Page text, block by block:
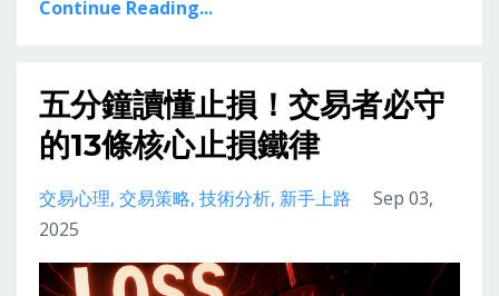
Continue Reading...
五分鐘讀懂止損！交易者必守
的13條核心止損鐵律
交易心理 交易策略 技術分析 新手上路
Sep 03,
2025